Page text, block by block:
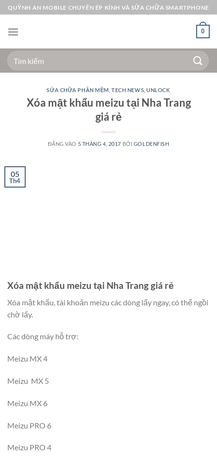
Bỏ
qua
nội
QUỲNH AN MOBILE CHUYÊN ÉP KÍNH VÀ SỬA CHỮA SMARTPHONE
0
Tìm
kiếm:
SỬA CHỮA PHẦN MỀM ,TECH NEWS ,UNLOCK
Xóa mật khẩu meizu tại Nha Trang
giá rẻ
ĐĂNG VÀO 5 THÁNG 4, 2017 BỞI GOLDENFISH
05
Th4
Xóa mật khẩu meizu tại Nha Trang giá rẻ
Xóa mật khẩu, tài khoản meizu các dòng lấy ngay, có thể ngồi
chờ lấy.
Các dòng máy hỗ trợ:
Meizu MX 4
Meizu MX 5
Meizu MX 6
Meizu PRO 6
Meizu PRO 4